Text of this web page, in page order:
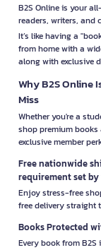
B2S Online is your
readers, writers, and
It’s like having a
from home with a
along with exclusive
Why B2S Online
Miss
Whether you're a
shop premium
exclusive member
Free nationwide
requirement set
Enjoy stress-free
free delivery straight
Books Protected
Every book from